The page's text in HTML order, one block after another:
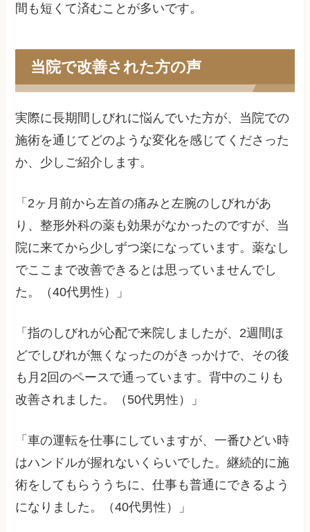
間も短くて済むことが多いです。
当院で改善された方の声
実際に長期間しびれに悩んでいた方が、当院での
施術を通じてどのような変化を感じてくださった
か、少しご紹介します。
「2ヶ月前から左首の痛みと左腕のしびれがあ
り、整形外科の薬も効果がなかったのですが、当
院に来てから少しずつ楽になっています。薬なし
でここまで改善できるとは思っていませんでし
た。（40代男性）」
「指のしびれが心配で来院しましたが、2週間ほ
どでしびれが無くなったのがきっかけで、その後
も月2回のペースで通っています。背中のこりも
改善されました。（50代男性）」
「車の運転を仕事にしていますが、一番ひどい時
はハンドルが握れないくらいでした。継続的に施
術をしてもらううちに、仕事も普通にできるよう
になりました。（40代男性）」